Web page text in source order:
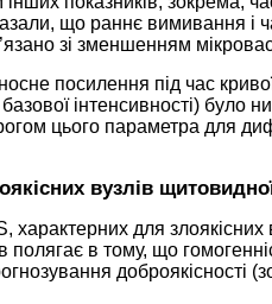
що раннє вимивання і
зі зменшенням
посилення під час
інтенсивності) було
цього параметра для
вузлів
характерних для
полягає в тому, що
доброякісності